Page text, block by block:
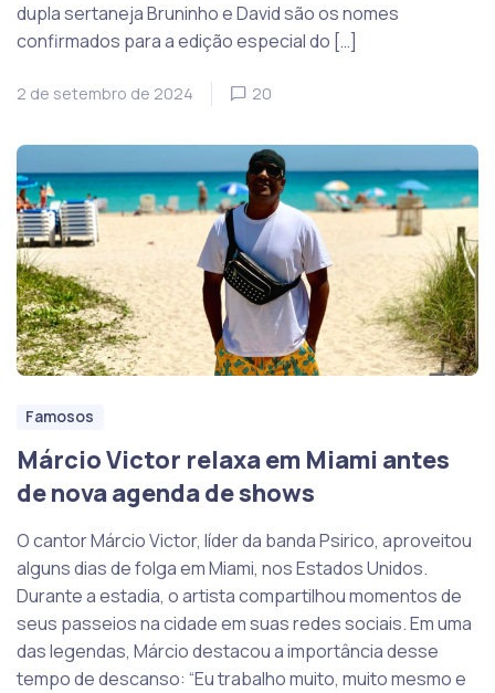
dupla sertaneja Bruninho e David são os nomes
confirmados para a edição especial do […]
2 de setembro de 2024 20
Famosos
Márcio Victor relaxa em Miami antes
de nova agenda de shows
O cantor Márcio Victor, líder da banda Psirico, aproveitou
alguns dias de folga em Miami, nos Estados Unidos.
Durante a estadia, o artista compartilhou momentos de
seus passeios na cidade em suas redes sociais. Em uma
das legendas, Márcio destacou a importância desse
tempo de descanso: “Eu trabalho muito, muito mesmo e